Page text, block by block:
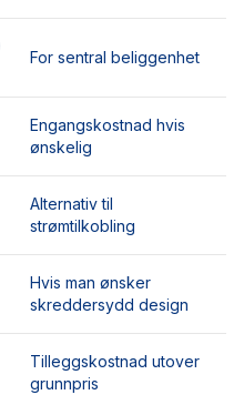
For sentral beliggenhet
Engangskostnad hvis
ønskelig
Alternativ til
strømtilkobling
Hvis man ønsker
skreddersydd design
Tilleggskostnad utover
grunnpris